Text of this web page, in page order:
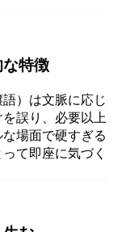
特徴
）は文脈に応じ
誤り、必要以上
場面で硬すぎる
て即座に気づく